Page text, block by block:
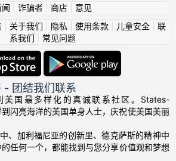
诈骗者| 商店| 意见
| 关于我们 隐私 使用条款| 儿童安全| 联
系我们
常见问题
- 团结我们联系
美国最多样化的真诚联系社区。States-
闪亮海洋的美国单身人士，庆祝使美国美丽
、加利福尼亚的创新里、德克萨斯的精神中
任何一个，都能找到与您分享价值观和梦想